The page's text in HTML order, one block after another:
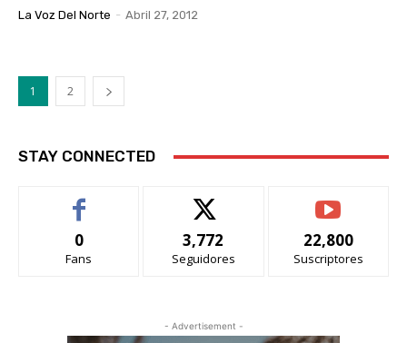
La Voz Del Norte - Abril 27, 2012
1 2
STAY CONNECTED
0
Fans
3,772
Seguidores
22,800
Suscriptores
- Advertisement -